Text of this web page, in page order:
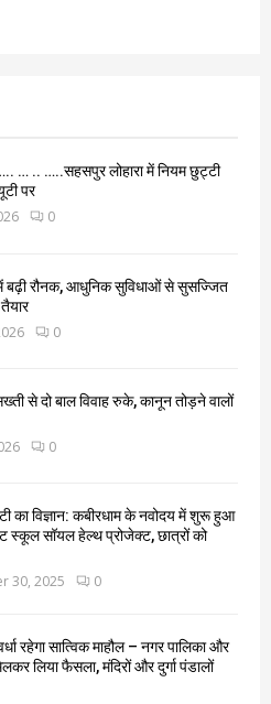
… .. …..सहसपुर लोहारा में नियम छुट्टी
पर
0
बढ़ी रौनक, आधुनिक सुविधाओं से सुसज्जित
0
से दो बाल विवाह रुके, कानून तोड़ने वालों
0
का विज्ञान: कबीरधाम के नवोदय में शुरू हुआ
स्कूल सॉयल हेल्थ प्रोजेक्ट, छात्रों को
30, 2025 0
रहेगा सात्विक माहौल – नगर पालिका और
लिया फैसला, मंदिरों और दुर्गा पंडालों